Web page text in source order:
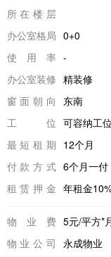
所在楼层
办公室格局 0+0
使用率 -
办公室装修 精装修
窗面朝向
东南
工位 可容纳工
最短租期 12个月
付款方式 6个月一付
租赁押金 年租金
物业费 5元/平方*
物业公司
永成物业